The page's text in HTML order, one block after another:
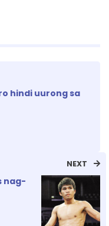
hindi uurong sa
NEXT
nag-